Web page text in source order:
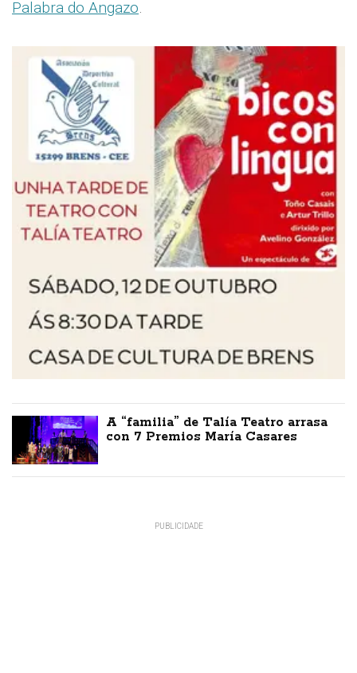
Palabra do Angazo.
A “familia” de Talía Teatro arrasa
con 7 Premios María Casares